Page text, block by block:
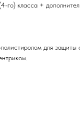
го) класса +
для